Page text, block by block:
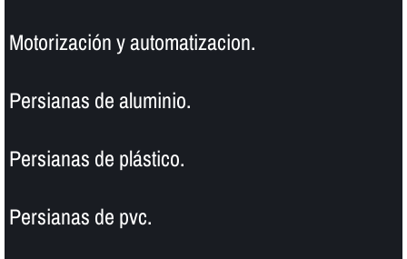
Motorización y automatizacion.
Persianas de aluminio.
Persianas de plástico.
Persianas de pvc.